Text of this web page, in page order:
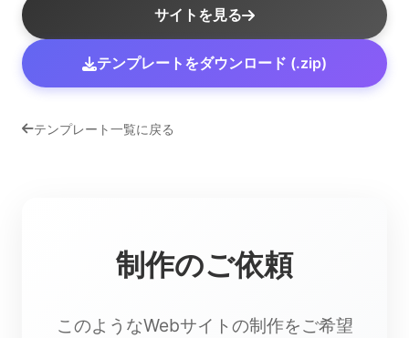
サイトを見る
テンプレートをダウンロード (.zip)
テンプレート一覧に戻る
制作のご依頼
このようなWebサイトの制作をご希望